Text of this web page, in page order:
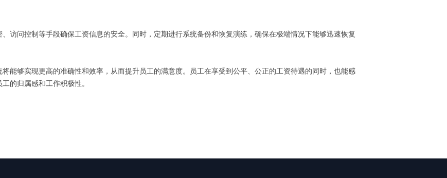
访问控制等手段确保工资信息的安全。同时，定期进行系统备份和恢复演练，确保在极端情况下能够迅速恢复
能够实现更高的准确性和效率，从而提升员工的满意度。员工在享受到公平、公正的工资待遇的同时，也能感
的归属感和工作积极性。